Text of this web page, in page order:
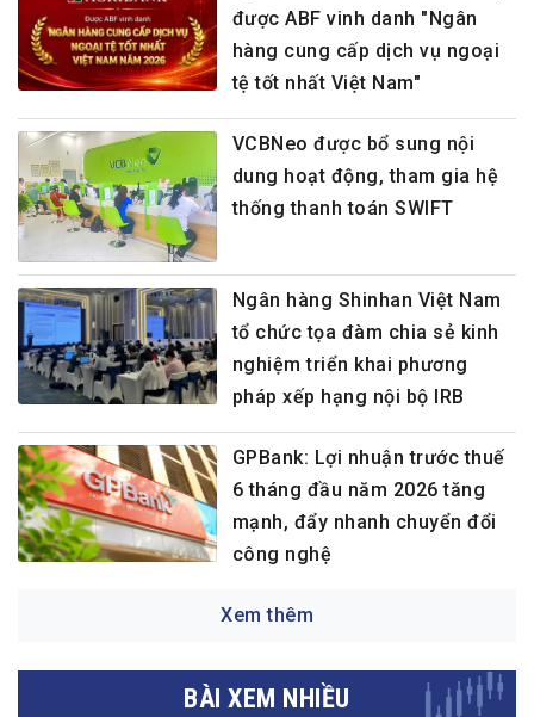
được ABF vinh danh "Ngân
hàng cung cấp dịch vụ ngoại
tệ tốt nhất Việt Nam"
VCBNeo được bổ sung nội
dung hoạt động, tham gia hệ
thống thanh toán SWIFT
Ngân hàng Shinhan Việt Nam
tổ chức tọa đàm chia sẻ kinh
nghiệm triển khai phương
pháp xếp hạng nội bộ IRB
GPBank: Lợi nhuận trước thuế
6 tháng đầu năm 2026 tăng
mạnh, đẩy nhanh chuyển đổi
công nghệ
Xem thêm
BÀI XEM NHIỀU